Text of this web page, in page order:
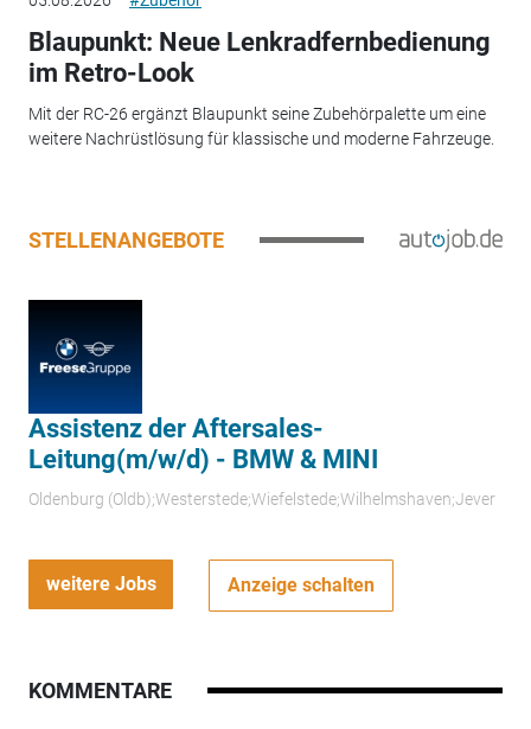
Blaupunkt: Neue Lenkradfernbedienung
im Retro-Look
Mit der RC-26 ergänzt Blaupunkt seine Zubehörpalette um eine
weitere Nachrüstlösung für klassische und moderne Fahrzeuge.
STELLENANGEBOTE
Assistenz der Aftersales-
Leitung(m/w/d) - BMW & MINI
Oldenburg (Oldb);Westerstede;Wiefelstede;Wilhelmshaven;Jever
weitere Jobs Anzeige schalten
KOMMENTARE